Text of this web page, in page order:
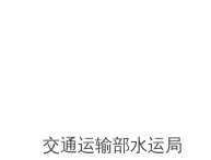
交通运输部水运局